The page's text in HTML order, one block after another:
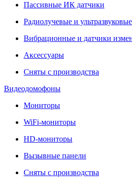
Пассивные ИК датчики
Радиолучевые и
Вибрационные и датчики
Аксессуары
Сняты с производства
Видеодомофоны
Мониторы
WiFi-мониторы
HD-мониторы
Вызывные панели
Сняты с производства